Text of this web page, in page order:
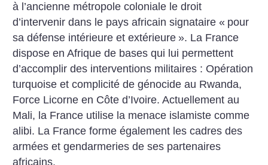
à l’ancienne métropole coloniale le droit
d’intervenir dans le pays africain signataire « pour
sa défense intérieure et extérieure ». La France
dispose en Afrique de bases qui lui permettent
d’accomplir des interventions militaires : Opération
turquoise et complicité de génocide au Rwanda,
Force Licorne en Côte d’Ivoire. Actuellement au
Mali, la France utilise la menace islamiste comme
alibi. La France forme également les cadres des
armées et gendarmeries de ses partenaires
africains.